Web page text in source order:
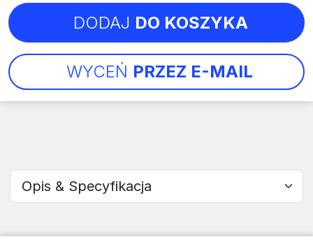
Wybierz sekcję
WYCEŃ PRZEZ E-MAIL
DODAJ DO KOSZYKA